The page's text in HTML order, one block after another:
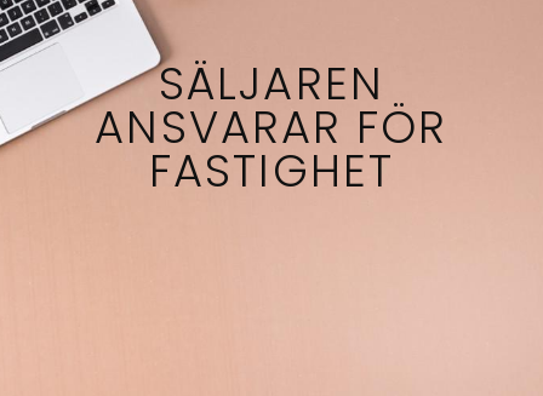
SÄLJAREN
ANSVARAR FÖR
FASTIGHET